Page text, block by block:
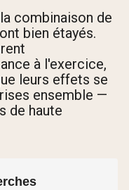
combinaison de
bien étayés.
à l'exercice,
leurs effets se
ensemble —
de haute